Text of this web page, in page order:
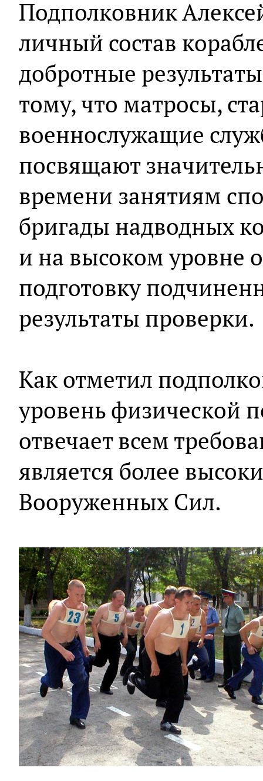
Подполковник
личный состав
добротные
тому, что матросы,
военнослужащие
посвящают
времени занятиям
бригады надводных
и на высоком уровне
подготовку
результаты проверки.
Как отметил
уровень физической
отвечает всем
является более
Вооруженных Сил.